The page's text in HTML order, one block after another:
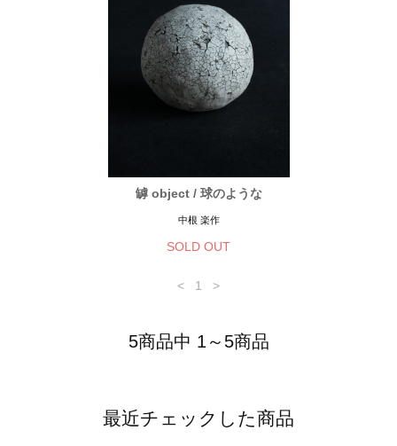
罅 object / 球のような
中根 楽作
SOLD OUT
< 1 >
5商品中 1～5商品
最近チェックした商品